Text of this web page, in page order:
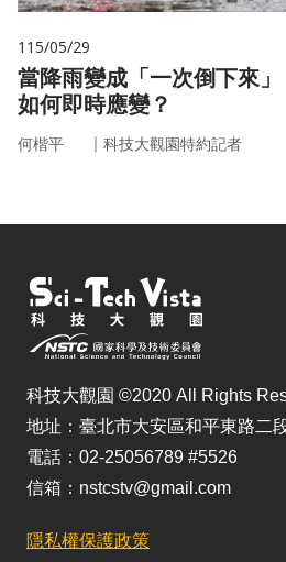
115/05/29
當降雨變成「一次倒下來
如何即時應變？
何楷平 ｜ 科技大觀園特約記者
科技大觀園 ©2020 All Rights
地址：臺北市大安區和平東路二
電話：02-25056789 #5526
信箱：nstcstv@gmail.com
隱私權保護政策